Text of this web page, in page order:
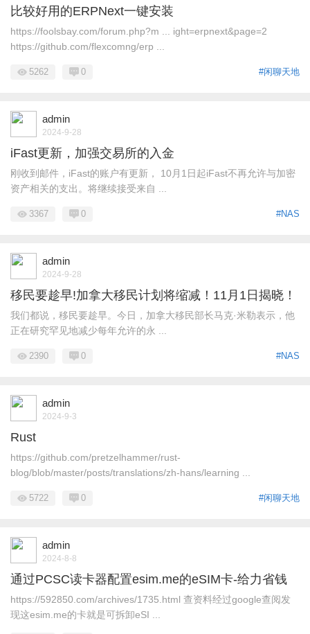
比较好用的ERPNext一键安装
https://foolsbay.com/forum.php?m ... ight=erpnext&page=2
https://github.com/flexcomng/erp ...
#闲聊天地
5262 0
admin
2024-9-28
iFast更新，加强交易所的入金
刚收到邮件，iFast的账户有更新， 10月1日起iFast不再允许与加密
资产相关的支出。将继续接受来自 ...
#NAS
3367 0
admin
2024-9-28
移民要趁早!加拿大移民计划将缩减！11月1日揭晓！
我们都说，移民要趁早。今日，加拿大移民部长马克·米勒表示，他
正在研究罕见地减少每年允许的永 ...
#NAS
2390 0
admin
2024-9-3
Rust
https://github.com/pretzelhammer/rust-
blog/blob/master/posts/translations/zh-hans/learning ...
#闲聊天地
5722 0
admin
2024-8-8
通过PCSC读卡器配置esim.me的eSIM卡-给力省钱
https://592850.com/archives/1735.html 查资料经过google查阅发
现这esim.me的卡就是可拆卸eSI ...